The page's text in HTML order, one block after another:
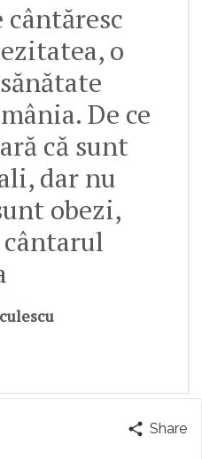
cântăresc
o
De ce
că sunt
dar nu
obezi,
Share